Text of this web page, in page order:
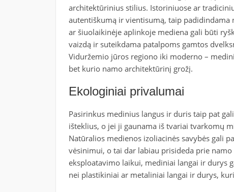
architektūrinius stilius. Istoriniuose ar
autentiškumą ir vientisumą, taip
ar šiuolaikinėje aplinkoje mediena gali būti
vaizdą ir suteikdama patalpoms gamtos
Viduržemio jūros regiono iki moderno –
bet kurio namo architektūrinį grožį.
Ekologiniai privalumai
Pasirinkus medinius langus ir duris taip pat
išteklius, o jei ji gaunama iš tvariai tvarkomų
Natūralios medienos izoliacinės savybės gali
vėsinimui, o tai dar labiau prisideda prie
eksploatavimo laikui, mediniai langai ir durys
nei plastikiniai ar metaliniai langai ir durys,